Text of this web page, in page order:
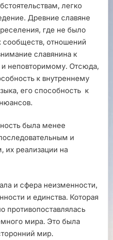
легко
Древние славяне
где не было
сообществ, отношений
славянина к
неповторимому. Отсюда,
к внутреннему
его способность к
была менее
и
их реализации на
и сфера неизменности,
и единства. Которая
противопоставлялась
мира. Это была
мир.